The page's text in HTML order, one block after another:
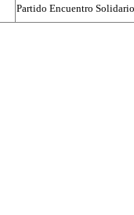
Partido Encuentro